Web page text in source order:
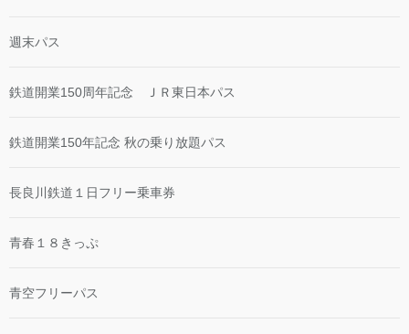
週末パス
鉄道開業150周年記念 ＪＲ東日本パス
鉄道開業150年記念 秋の乗り放題パス
長良川鉄道１日フリー乗車券
青春１８きっぷ
青空フリーパス